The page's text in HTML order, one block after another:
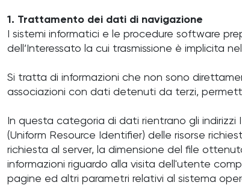
1. Trattamento dei dati di navigazione
I sistemi informatici e le procedure software
dell’Interessato la cui trasmissione è implicita
Si tratta di informazioni che non sono
associazioni con dati detenuti da terzi,
In questa categoria di dati rientrano gli
(Uniform Resource Identifier) delle risorse
richiesta al server, la dimensione del file
informazioni riguardo alla visita dell'utente
pagine ed altri parametri relativi al sistema